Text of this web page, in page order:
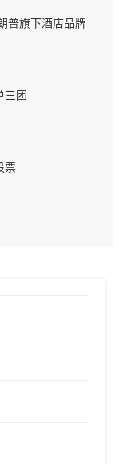
普旗下酒店品牌
三团
票